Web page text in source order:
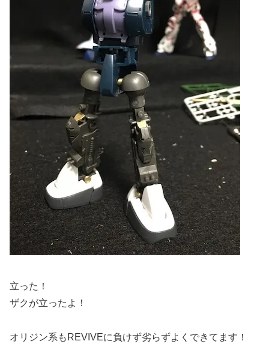
立った！
ザクが立ったよ！
オリジン系もREVIVEに負けず劣らずよくできてます！